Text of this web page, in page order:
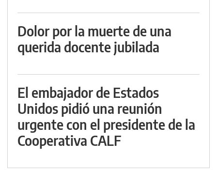
Dolor por la muerte de una
querida docente jubilada
El embajador de Estados
Unidos pidió una reunión
urgente con el presidente de la
Cooperativa CALF